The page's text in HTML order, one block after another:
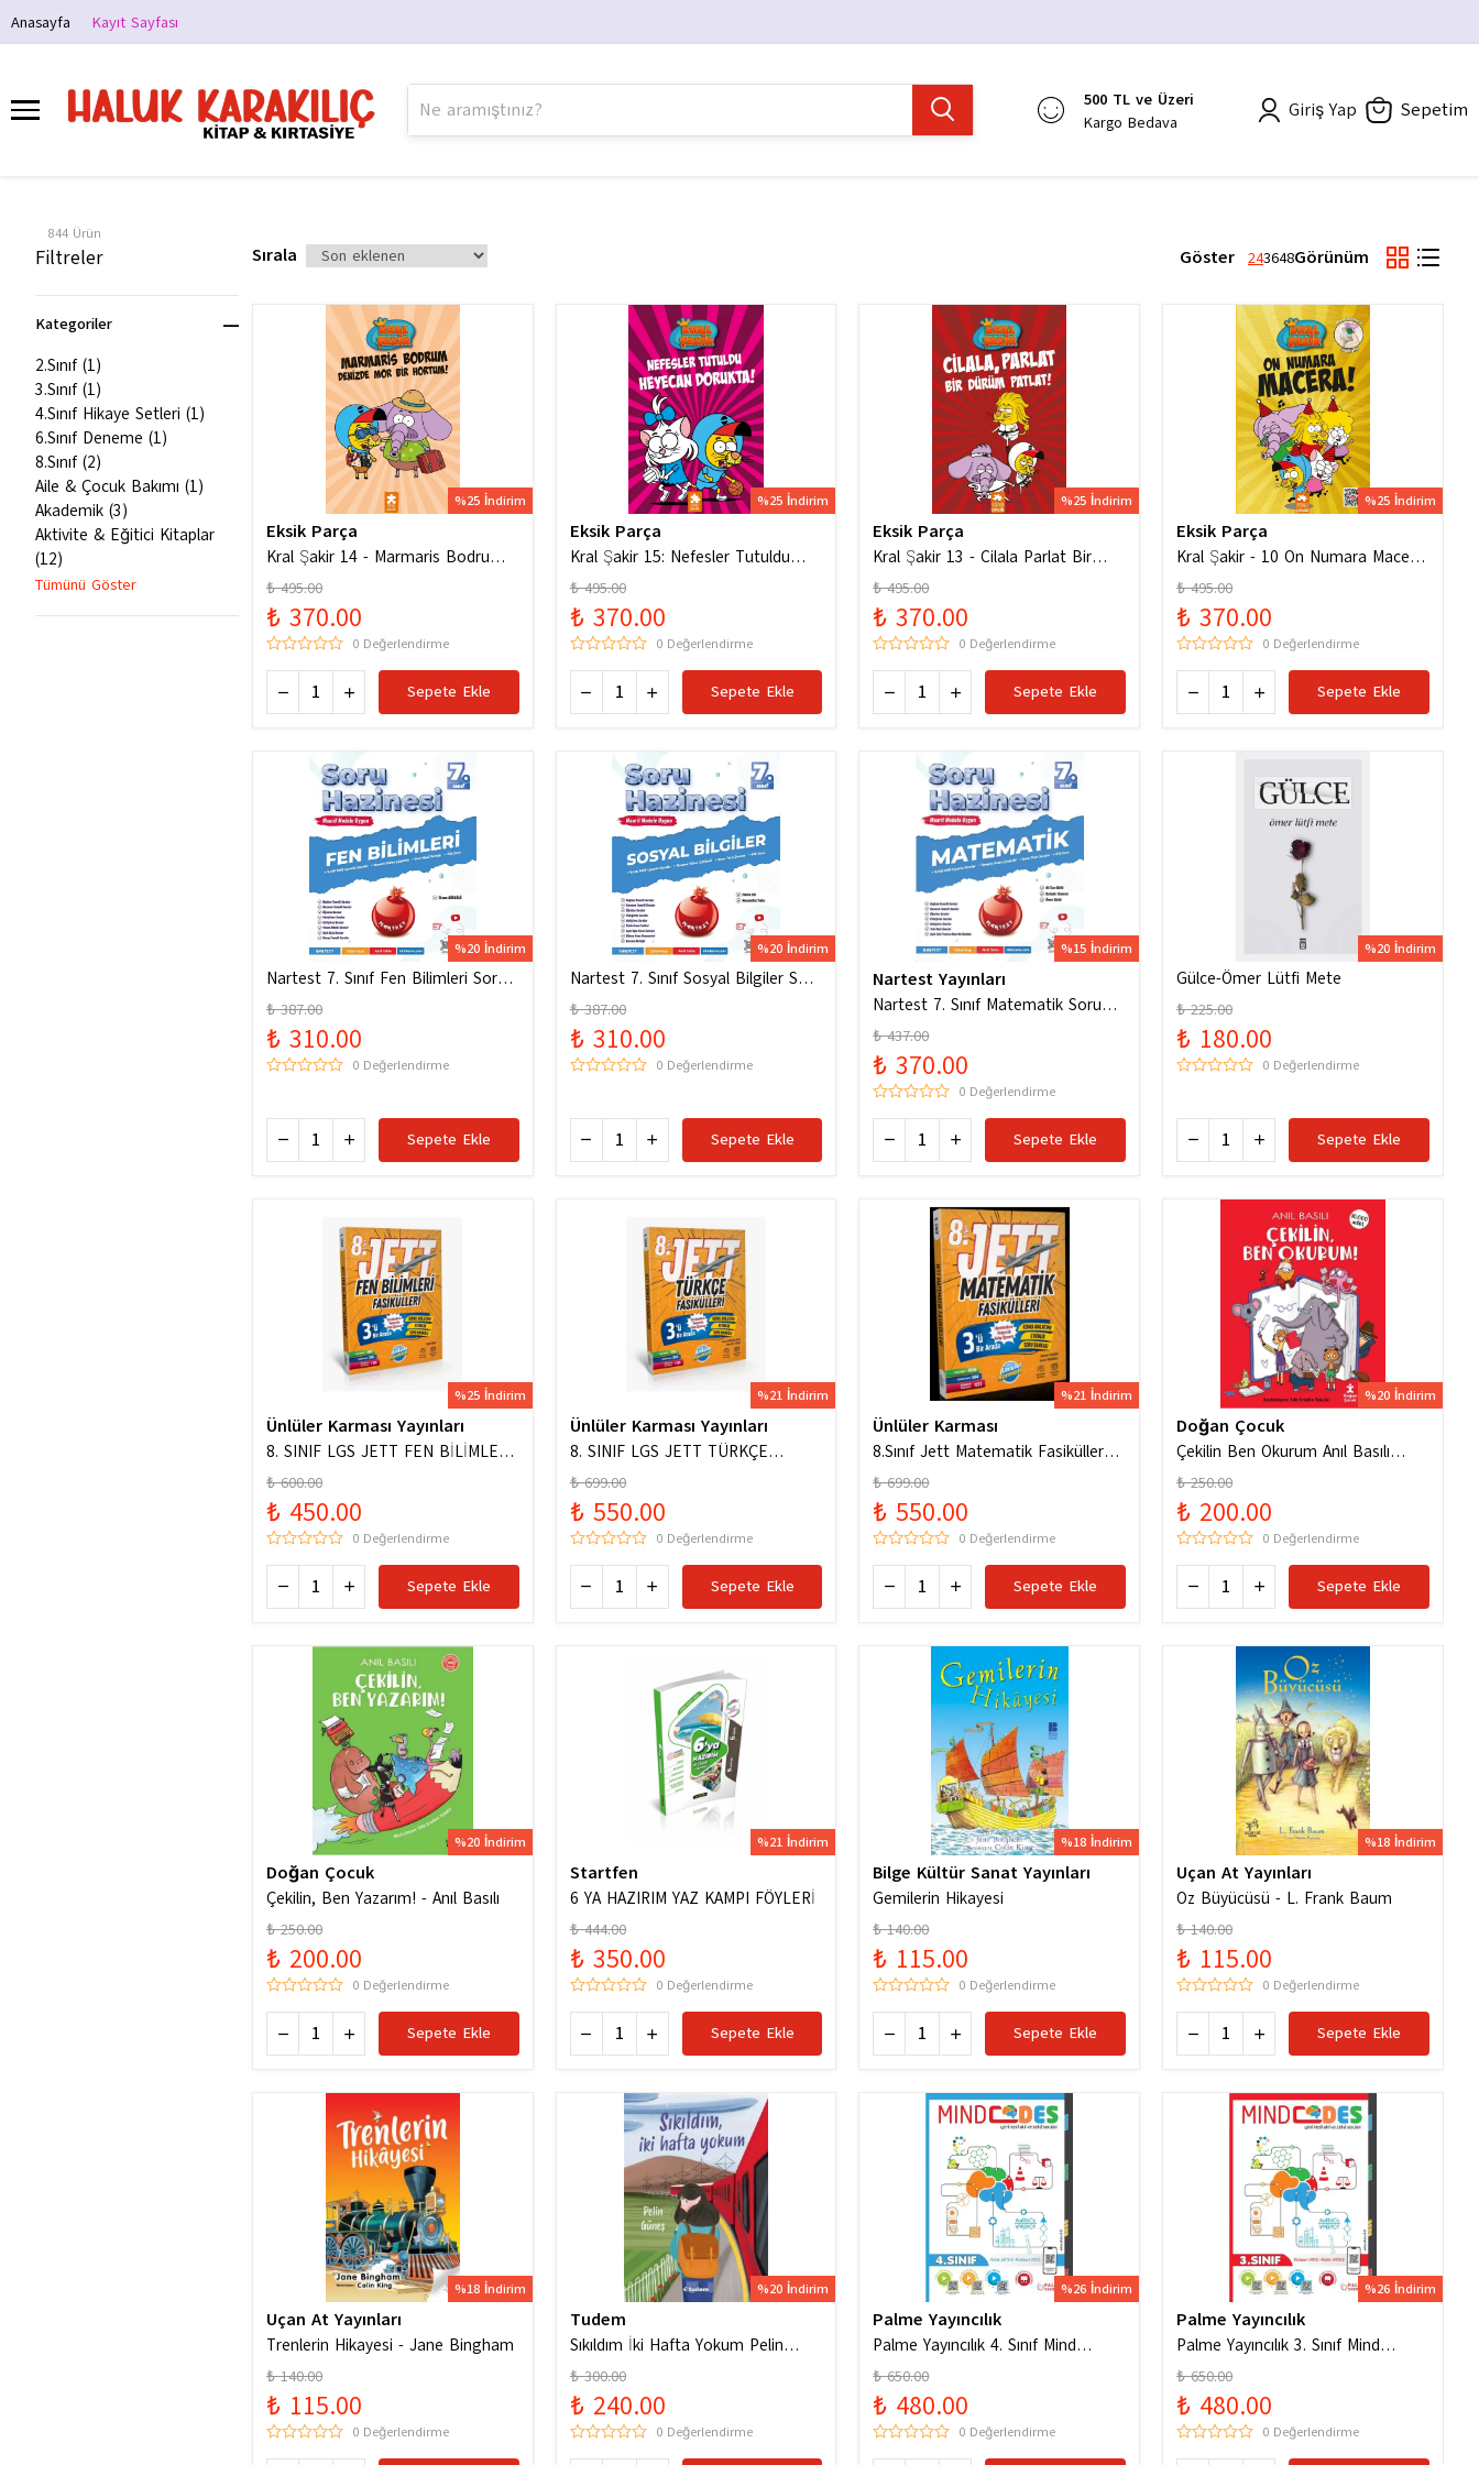
Anasayfa Kayıt Sayfası
500 TL ve Üzeri
Kargo Bedava
Giriş Yap Sepetim
844 Ürün
Filtreler
Kategoriler
2.Sınıf (1)
3.Sınıf (1)
4.Sınıf Hikaye Setleri (1)
6.Sınıf Deneme (1)
8.Sınıf (2)
Aile & Çocuk Bakımı (1)
Akademik (3)
Aktivite & Eğitici Kitaplar
(12)
Tümünü Göster
Sırala Göster 243648Görünüm
%25 İndirim
Eksik Parça
Kral Şakir 14 - Marmaris Bodrum
Denizde Mor Bir Hortum
₺ 495.00
₺ 370.00
0 Değerlendirme
Sepete Ekle
%25 İndirim
Eksik Parça
Kral Şakir 15: Nefesler Tutuldu
Heyecan Dorukta
₺ 495.00
₺ 370.00
0 Değerlendirme
Sepete Ekle
%25 İndirim
Eksik Parça
Kral Şakir 13 - Cilala Parlat Bir
Dürüm Patlat!
₺ 495.00
₺ 370.00
0 Değerlendirme
Sepete Ekle
%25 İndirim
Eksik Parça
Kral Şakir - 10 On Numara Macera
Ciltli
₺ 495.00
₺ 370.00
0 Değerlendirme
Sepete Ekle
%20 İndirim
Nartest 7. Sınıf Fen Bilimleri Soru
Hazinesi Yeni Maarif Modele Uygun
₺ 387.00
₺ 310.00
0 Değerlendirme
Sepete Ekle
%20 İndirim
Nartest 7. Sınıf Sosyal Bilgiler Soru
Hazinesi Yeni Maarif Modele Uygun
₺ 387.00
₺ 310.00
0 Değerlendirme
Sepete Ekle
%15 İndirim
Nartest Yayınları
Nartest 7. Sınıf Matematik Soru
Hazinesi
₺ 437.00
₺ 370.00
0 Değerlendirme
Sepete Ekle
%20 İndirim
Gülce-Ömer Lütfi Mete
₺ 225.00
₺ 180.00
0 Değerlendirme
Sepete Ekle
%25 İndirim
Ünlüler Karması Yayınları
8. SINIF LGS JETT FEN BİLİMLERİ
FASİKÜLLERİ
₺ 600.00
₺ 450.00
0 Değerlendirme
Sepete Ekle
%21 İndirim
Ünlüler Karması Yayınları
8. SINIF LGS JETT TÜRKÇE
FASİKÜLLERİ
₺ 699.00
₺ 550.00
0 Değerlendirme
Sepete Ekle
%21 İndirim
Ünlüler Karması
8.Sınıf Jett Matematik Fasiküller
Soru Bankası / Kolektif / Ünlüler
Karması / 9786256529786
₺ 699.00
₺ 550.00
0 Değerlendirme
Sepete Ekle
%20 İndirim
Doğan Çocuk
Çekilin Ben Okurum Anıl Basılı
Eğlenceli Hikayeler
₺ 250.00
₺ 200.00
0 Değerlendirme
Sepete Ekle
%20 İndirim
Doğan Çocuk
Çekilin, Ben Yazarım! - Anıl Basılı
₺ 250.00
₺ 200.00
0 Değerlendirme
Sepete Ekle
%21 İndirim
Startfen
6 YA HAZIRIM YAZ KAMPI FÖYLERİ
₺ 444.00
₺ 350.00
0 Değerlendirme
Sepete Ekle
%18 İndirim
Bilge Kültür Sanat Yayınları
Gemilerin Hikayesi
₺ 140.00
₺ 115.00
0 Değerlendirme
Sepete Ekle
%18 İndirim
Uçan At Yayınları
Oz Büyücüsü - L. Frank Baum
₺ 140.00
₺ 115.00
0 Değerlendirme
Sepete Ekle
%18 İndirim
Uçan At Yayınları
Trenlerin Hikayesi - Jane Bingham
₺ 140.00
₺ 115.00
0 Değerlendirme
%20 İndirim
Tudem
Sıkıldım İki Hafta Yokum Pelin
Güneş
₺ 300.00
₺ 240.00
0 Değerlendirme
%26 İndirim
Palme Yayıncılık
Palme Yayıncılık 4. Sınıf Mind
Codes Yeni Nesil Akıl ve Zeka
Soruları
₺ 650.00
₺ 480.00
0 Değerlendirme
%26 İndirim
Palme Yayıncılık
Palme Yayıncılık 3. Sınıf Mind
Codes Akıl Kodları
₺ 650.00
₺ 480.00
0 Değerlendirme